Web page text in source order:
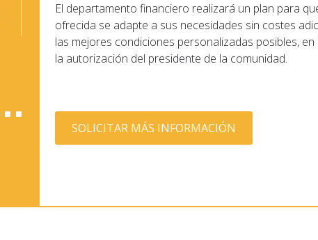
El departamento financiero realizará un plan para
ofrecida se adapte a sus necesidades sin costes
las mejores condiciones personalizadas posibles,
la autorización del presidente de la comunidad.
SOLICITAR MÁS INFORMACIÓN